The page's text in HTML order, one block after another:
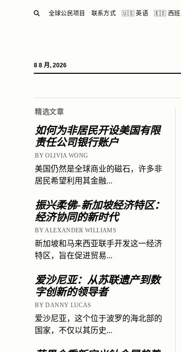
SEARCH
全球公民项目 联系方式 🇺🇸 英语 🇪🇸 西班
8 8 月, 2026
精选文章
如何为非居民开设美国有限
责任公司银行账户
BY OLIVIA WONG
美国仍然是全球商业的磁石，许多非
居民希望利用其金融...
振兴柔佛-新加坡经济特区：
经济协同的新时代
BY ALEXANDER WILLIAMS
新加坡和马来西亚联手开发这一经济
特区，旨在促进贸易...
爱沙尼亚：从苏联遗产到数
字创新的领导者
BY DANNY LUCAS
爱沙尼亚，这个位于波罗的海北部的
国家，不仅以其历史...